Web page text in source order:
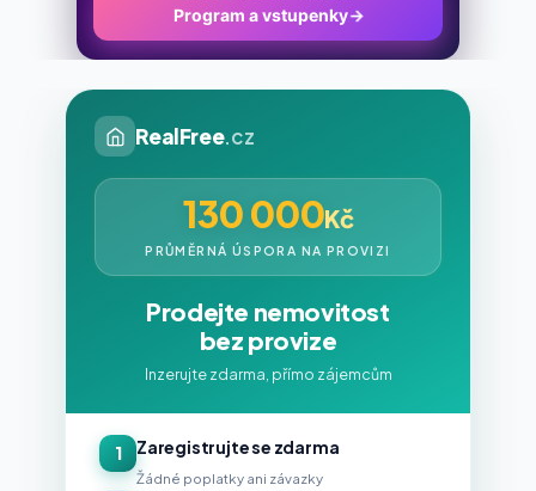
Program a vstupenky →
RealFree.cz
130 000Kč
PRŮMĚRNÁ ÚSPORA NA PROVIZI
Prodejte nemovitost
bez provize
Inzerujte zdarma, přímo zájemcům
1 Zaregistrujte se zdarma
Žádné poplatky ani závazky